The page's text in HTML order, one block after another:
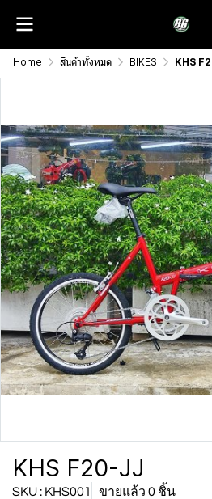
Home สินค้าทั้งหมด BIKES KHS
KHS F20-JJ
SKU : KHS001
ขายแล้ว 0 ชิ้น